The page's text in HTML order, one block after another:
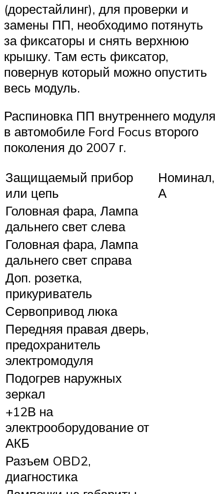
(дорестайлинг), для проверки и
замены ПП, необходимо потянуть
за фиксаторы и снять верхнюю
крышку. Там есть фиксатор,
повернув который можно опустить
весь модуль.
Распиновка ПП внутреннего модуля
в автомобиле Ford Focus второго
поколения до 2007 г.
Защищаемый прибор
или цепь
Номинал,
А
Головная фара, Лампа
дальнего свет слева
Головная фара, Лампа
дальнего свет справа
Доп. розетка,
прикуриватель
Сервопривод люка
Передняя правая дверь,
предохранитель
электромодуля
Подогрев наружных
зеркал
+12В на
электрооборудование от
АКБ
Разъем OBD2,
диагностика